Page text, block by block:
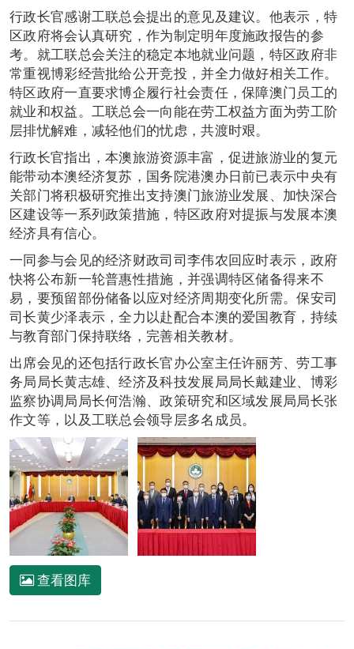
行政长官感谢工联总会提出的意见及建议。他表示，特
区政府将会认真研究，作为制定明年度施政报告的参
考。就工联总会关注的稳定本地就业问题，特区政府非
常重视博彩经营批给公开竞投，并全力做好相关工作。
特区政府一直要求博企履行社会责任，保障澳门员工的
就业和权益。工联总会一向能在劳工权益方面为劳工阶
层排忧解难，减轻他们的忧虑，共渡时艰。
行政长官指出，本澳旅游资源丰富，促进旅游业的复元
能带动本澳经济复苏，国务院港澳办日前已表示中央有
关部门将积极研究推出支持澳门旅游业发展、加快深合
区建设等一系列政策措施，特区政府对提振与发展本澳
经济具有信心。
一同参与会见的经济财政司司李伟农回应时表示，政府
快将公布新一轮普惠性措施，并强调特区储备得来不
易，要预留部份储备以应对经济周期变化所需。保安司
司长黄少泽表示，全力以赴配合本澳的爱国教育，持续
与教育部门保持联络，完善相关教材。
出席会见的还包括行政长官办公室主任许丽芳、劳工事
务局局长黄志雄、经济及科技发展局局长戴建业、博彩
监察协调局局长何浩瀚、政策研究和区域发展局局长张
作文等，以及工联总会领导层多名成员。
查看图库